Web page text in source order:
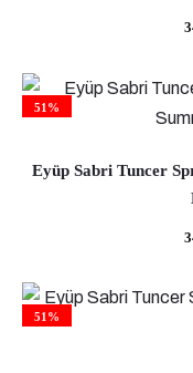
Prețul
este:
34,01 lei.
51%
Eyüp Sabri Tuncer
Prețul
este:
51%